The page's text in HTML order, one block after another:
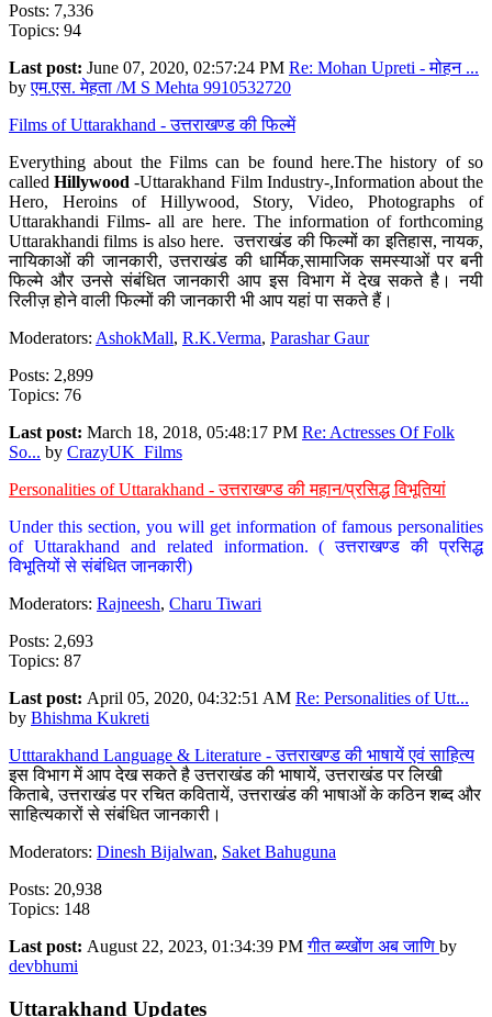
Posts: 7,336
Topics: 94
Last post: June 07, 2020, 02:57:24 PM Re: Mohan Upreti - मोहन ...
byएम.एस. मेहता /M S Mehta 9910532720
Films of Uttarakhand - उत्तराखण्ड की फिल्में
Everything about the Films can be found here.The history of so
calledHillywood-Uttarakhand Film Industry-,Information about the
Hero, Heroins of Hillywood, Story, Video, Photographs of
Uttarakhandi Films- all are here. The information of forthcoming
Uttarakhandi films is also here. उत्तराखंड की फिल्मों का इतिहास, नायक,
नायिकाओं की जानकारी, उत्तराखंड की धार्मिक,सामाजिक समस्याओं पर बनी
फिल्मे और उनसे संबंधित जानकारी आप इस विभाग में देख सकते है। नयी
रिलीज़ होने वाली फिल्मों की जानकारी भी आप यहां पा सकते हैं।
Moderators: AshokMall, R.K.Verma, Parashar Gaur
Posts: 2,899
Topics: 76
Last post: March 18, 2018, 05:48:17 PM Re: Actresses Of Folk
So... by CrazyUK_Films
Personalities of Uttarakhand - उत्तराखण्ड की महान/प्रसिद्ध विभूतियां
Under this section, you will get information of famous personalities
of Uttarakhand and related information. ( उत्तराखण्ड की प्रसिद्ध
विभूतियों से संबंधित जानकारी)
Moderators: Rajneesh, Charu Tiwari
Posts: 2,693
Topics: 87
Last post: April 05, 2020, 04:32:51 AM Re: Personalities of Utt...
by Bhishma Kukreti
Utttarakhand Language & Literature - उत्तराखण्ड की भाषायें एवं साहित्य
इस विभाग में आप देख सकते है उत्तराखंड की भाषायें, उत्तराखंड पर लिखी
किताबे, उत्तराखंड पर रचित कवितायें, उत्तराखंड की भाषाओं के कठिन शब्द और
साहित्यकारों से संबंधित जानकारी।
Moderators: Dinesh Bijalwan, Saket Bahuguna
Posts: 20,938
Topics: 148
Last post: August 22, 2023, 01:34:39 PMगीत ब्य्खोंण अब जाणि by
devbhumi
Uttarakhand Updates